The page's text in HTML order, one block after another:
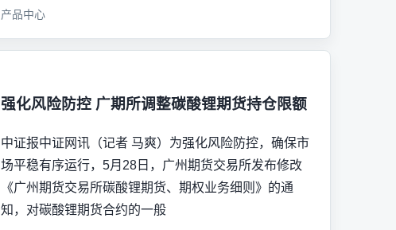
产品中心
强化风险防控 广期所调整碳酸锂期货持仓限额
中证报中证网讯（记者 马爽）为强化风险防控，确保市
场平稳有序运行，5月28日，广州期货交易所发布修改
《广州期货交易所碳酸锂期货、期权业务细则》的通
知，对碳酸锂期货合约的一般